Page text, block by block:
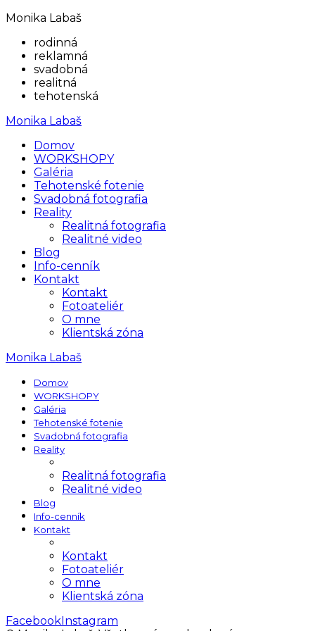
Monika Labaš
rodinná
reklamná
svadobná
realitná
tehotenská
Monika Labaš
Domov
WORKSHOPY
Galéria
Tehotenské fotenie
Svadobná fotografia
Reality
Realitná fotografia
Realitné video
Blog
Info-cenník
Kontakt
Kontakt
Fotoateliér
O mne
Klientská zóna
Monika Labaš
Domov
WORKSHOPY
Galéria
Tehotenské fotenie
Svadobná fotografia
Reality
Realitná fotografia
Realitné video
Blog
Info-cenník
Kontakt
Kontakt
Fotoateliér
O mne
Klientská zóna
FacebookInstagram